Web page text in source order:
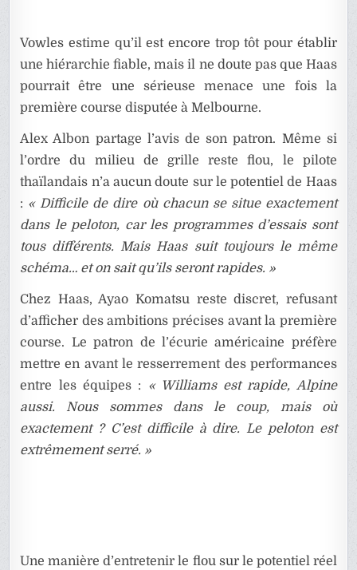
Vowles estime qu’il est encore trop tôt pour établir
une hiérarchie fiable, mais il ne doute pas que Haas
pourrait être une sérieuse menace une fois la
première course disputée à Melbourne.
Alex Albon partage l’avis de son patron. Même si
l’ordre du milieu de grille reste flou, le pilote
thaïlandais n’a aucun doute sur le potentiel de Haas
: « Difficile de dire où chacun se situe exactement
dans le peloton, car les programmes d’essais sont
tous différents. Mais Haas suit toujours le même
schéma… et on sait qu’ils seront rapides. »
Chez Haas, Ayao Komatsu reste discret, refusant
d’afficher des ambitions précises avant la première
course. Le patron de l’écurie américaine préfère
mettre en avant le resserrement des performances
entre les équipes : « Williams est rapide, Alpine
aussi. Nous sommes dans le coup, mais où
exactement ? C’est difficile à dire. Le peloton est
extrêmement serré. »
Une manière d’entretenir le flou sur le potentiel réel